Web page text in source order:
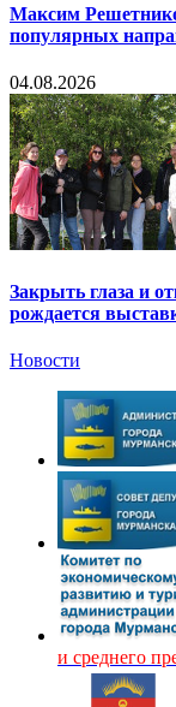
Максим
популярных
04.08.2026
Закрыть глаза и
рождается
Новости
и среднего